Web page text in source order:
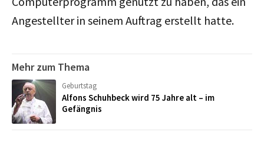
Angestellter in seinem Auftrag erstellt hatte.
Mehr zum Thema
Geburtstag
Alfons Schuhbeck wird 75 Jahre alt – im
Gefängnis